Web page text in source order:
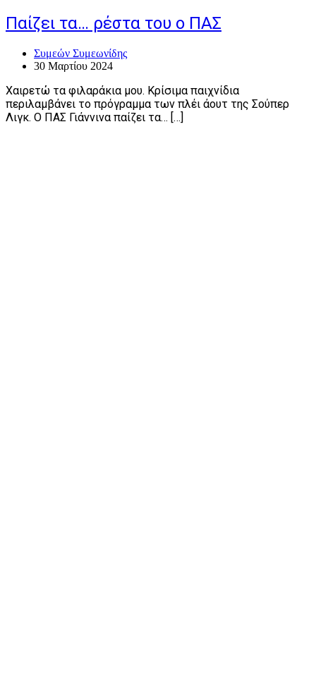
Παίζει τα… ρέστα του ο ΠΑΣ
Συμεών Συμεωνίδης
30 Μαρτίου 2024
Χαιρετώ τα φιλαράκια μου. Κρίσιμα παιχνίδια
περιλαμβάνει το πρόγραμμα των πλέι άουτ της Σούπερ
Λιγκ. Ο ΠΑΣ Γιάννινα παίζει τα… […]